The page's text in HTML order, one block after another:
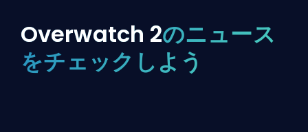
Overwatch 2のニュース
をチェックしよう